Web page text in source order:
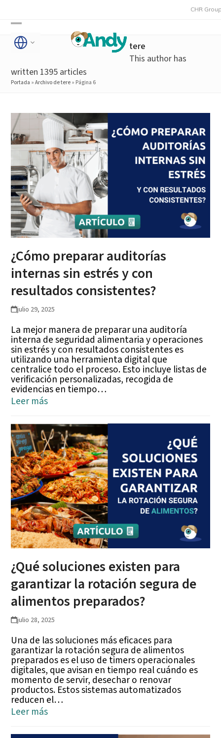
content
CHR Group
Open
mobile
menu
Close
mobile
menu
tere
This author has
written 1395 articles
Portada »Archivo de tere » Página 6
¿Cómo preparar auditorías
internas sin estrés y con
resultados consistentes?
julio 29, 2025
La mejor manera de preparar una auditoría
interna de seguridad alimentaria y operaciones
sin estrés y con resultados consistentes es
utilizando una herramienta digital que
centralice todo el proceso. Esto incluye listas de
verificación personalizadas, recogida de
evidencias en tiempo…
Leer más
¿Qué soluciones existen para
garantizar la rotación segura de
alimentos preparados?
julio 28, 2025
Una de las soluciones más eficaces para
garantizar la rotación segura de alimentos
preparados es el uso de timers operacionales
digitales, que avisan en tiempo real cuándo es
momento de servir, desechar o renovar
productos. Estos sistemas automatizados
reducen el…
Leer más